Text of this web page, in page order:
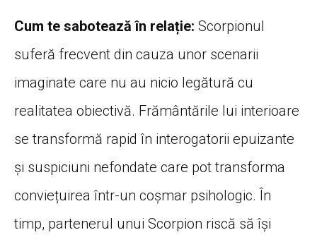
Cum te sabotează în relație: Scorpionul
suferă frecvent din cauza unor scenarii
imaginate care nu au nicio legătură cu
realitatea obiectivă. Frământările lui interioare
se transformă rapid în interogatorii epuizante
și suspiciuni nefondate care pot transforma
conviețuirea într-un coșmar psihologic. În
timp, partenerul unui Scorpion riscă să își